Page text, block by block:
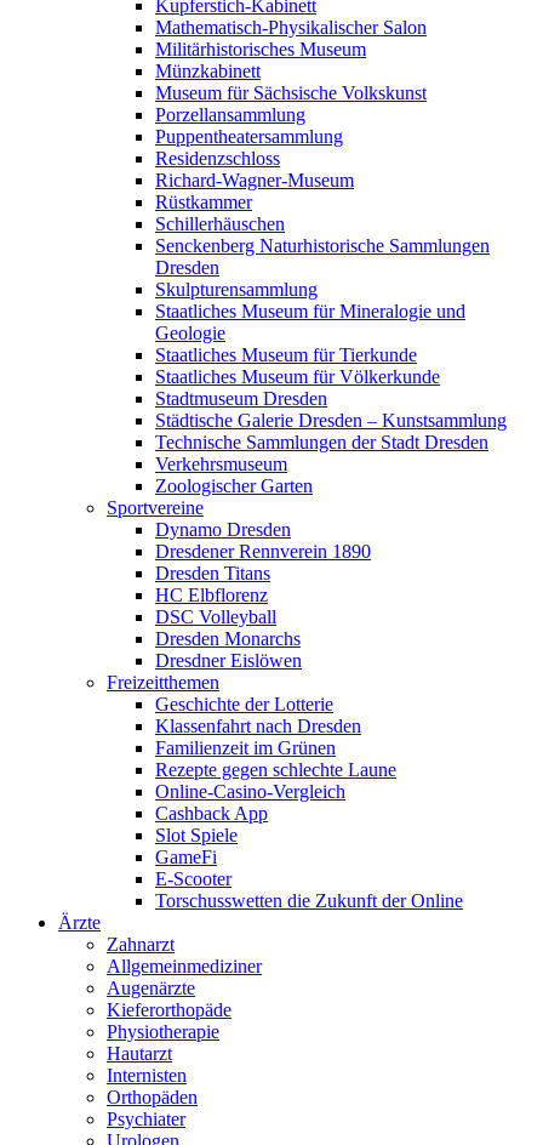
Kupferstich-Kabinett
Mathematisch-Physikalischer Salon
Militärhistorisches Museum
Münzkabinett
Museum für Sächsische Volkskunst
Porzellansammlung
Puppentheatersammlung
Residenzschloss
Richard-Wagner-Museum
Rüstkammer
Schillerhäuschen
Senckenberg Naturhistorische Sammlungen
Dresden
Skulpturensammlung
Staatliches Museum für Mineralogie und
Geologie
Staatliches Museum für Tierkunde
Staatliches Museum für Völkerkunde
Stadtmuseum Dresden
Städtische Galerie Dresden – Kunstsammlung
Technische Sammlungen der Stadt Dresden
Verkehrsmuseum
Zoologischer Garten
Sportvereine
Dynamo Dresden
Dresdener Rennverein 1890
Dresden Titans
HC Elbflorenz
DSC Volleyball
Dresden Monarchs
Dresdner Eislöwen
Freizeitthemen
Geschichte der Lotterie
Klassenfahrt nach Dresden
Familienzeit im Grünen
Rezepte gegen schlechte Laune
Online-Casino-Vergleich
Cashback App
Slot Spiele
GameFi
E-Scooter
Torschusswetten die Zukunft der Online
Ärzte
Zahnarzt
Allgemeinmediziner
Augenärzte
Kieferorthopäde
Physiotherapie
Hautarzt
Internisten
Orthopäden
Psychiater
Urologen